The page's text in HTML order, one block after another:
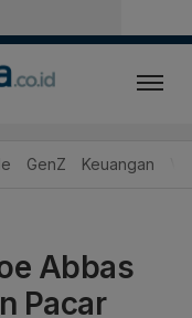
GenZ Keuangan
Abbas
Pacar